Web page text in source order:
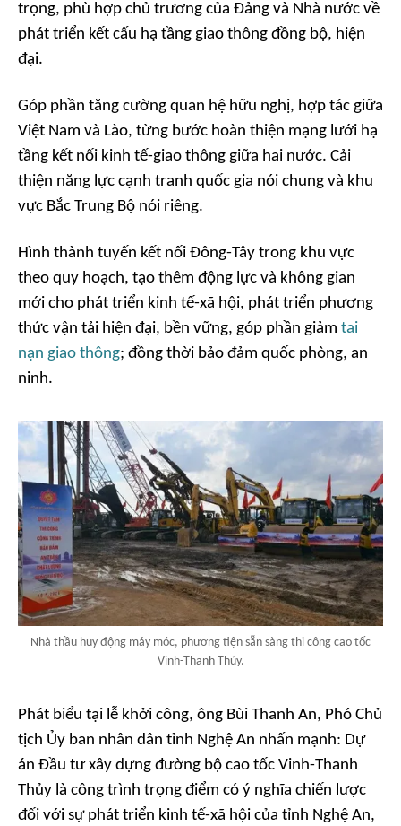
trọng, phù hợp chủ trương của Đảng và Nhà nước về
phát triển kết cấu hạ tầng giao thông đồng bộ, hiện
đại.
Góp phần tăng cường quan hệ hữu nghị, hợp tác giữa
Việt Nam và Lào, từng bước hoàn thiện mạng lưới hạ
tầng kết nối kinh tế-giao thông giữa hai nước. Cải
thiện năng lực cạnh tranh quốc gia nói chung và khu
vực Bắc Trung Bộ nói riêng.
Hình thành tuyến kết nối Đông-Tây trong khu vực
theo quy hoạch, tạo thêm động lực và không gian
mới cho phát triển kinh tế-xã hội, phát triển phương
thức vận tải hiện đại, bền vững, góp phần giảm tai
nạn giao thông; đồng thời bảo đảm quốc phòng, an
ninh.
Nhà thầu huy động máy móc, phương tiện sẵn sàng thi công cao tốc
Vinh-Thanh Thủy.
Phát biểu tại lễ khởi công, ông Bùi Thanh An, Phó Chủ
tịch Ủy ban nhân dân tỉnh Nghệ An nhấn mạnh: Dự
án Đầu tư xây dựng đường bộ cao tốc Vinh-Thanh
Thủy là công trình trọng điểm có ý nghĩa chiến lược
đối với sự phát triển kinh tế-xã hội của tỉnh Nghệ An,